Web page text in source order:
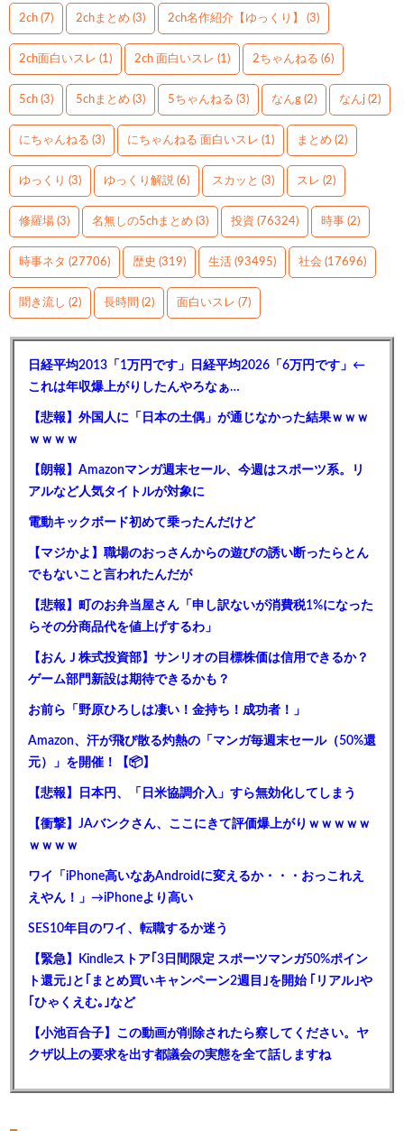
2ch (7) 2chまとめ (3) 2ch名作紹介【ゆっくり】 (3)
2ch面白いスレ (1) 2ch 面白いスレ (1) 2ちゃんねる (6)
5ch (3) 5chまとめ (3) 5ちゃんねる (3) なんg (2) なんj (2)
にちゃんねる (3) にちゃんねる 面白いスレ (1) まとめ (2)
ゆっくり (3) ゆっくり解説 (6) スカッと (3) スレ (2)
修羅場 (3) 名無しの5chまとめ (3) 投資 (76324) 時事 (2)
時事ネタ (27706) 歴史 (319) 生活 (93495) 社会 (17696)
聞き流し (2) 長時間 (2) 面白いスレ (7)
日経平均2013「1万円です」日経平均2026「6万円です」←
これは年収爆上がりしたんやろなぁ…
【悲報】外国人に「日本の土偶」が通じなかった結果ｗｗｗ
ｗｗｗｗ
【朗報】Amazonマンガ週末セール、今週はスポーツ系。リ
アルなど人気タイトルが対象に
電動キックボード初めて乗ったんだけど
【マジかよ】職場のおっさんからの遊びの誘い断ったらとん
でもないこと言われたんだが
【悲報】町のお弁当屋さん「申し訳ないが消費税1%になった
らその分商品代を値上げするわ」
【おんＪ株式投資部】サンリオの目標株価は信用できるか？
ゲーム部門新設は期待できるかも？
お前ら「野原ひろしは凄い！金持ち！成功者！」
Amazon、汗が飛び散る灼熱の「マンガ毎週末セール（50%還
元）」を開催！【📦】
【悲報】日本円、「日米協調介入」すら無効化してしまう
【衝撃】JAバンクさん、ここにきて評価爆上がりｗｗｗｗｗ
ｗｗｗｗ
ワイ「iPhone高いなあAndroidに変えるか・・・おっこれえ
えやん！」→iPhoneより高い
SES10年目のワイ、転職するか迷う
【緊急】Kindleストア｢3日間限定 スポーツマンガ50%ポイン
ト還元｣と｢まとめ買いキャンペーン2週目｣を開始 ｢リアル｣や
｢ひゃくえむ｡｣など
【小池百合子】この動画が削除されたら察してください。ヤ
クザ以上の要求を出す都議会の実態を全て話しますね